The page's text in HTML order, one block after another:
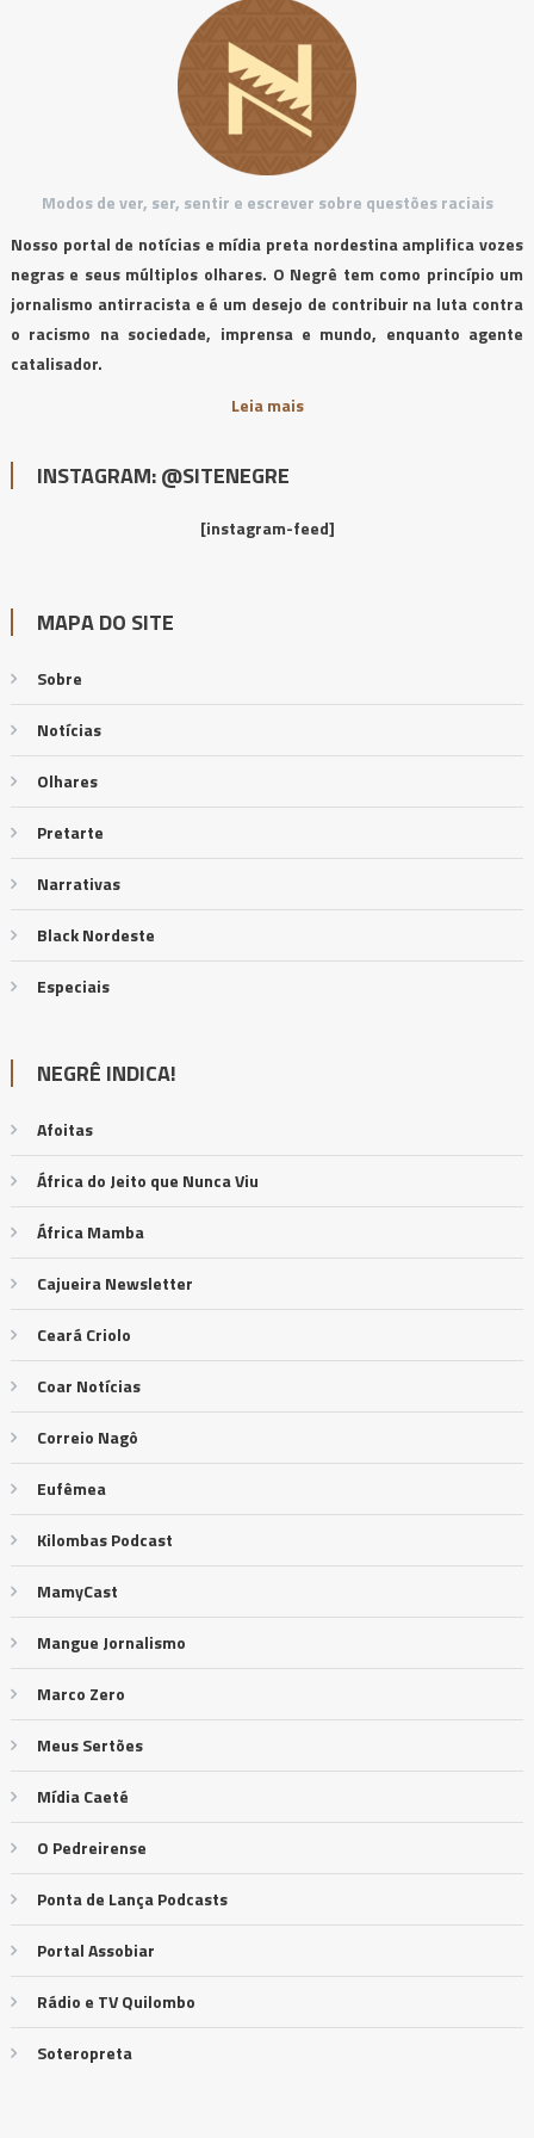
Modos de ver, ser, sentir e escrever sobre questões raciais
Nosso portal de notícias e mídia preta nordestina amplifica vozes
negras e seus múltiplos olhares. O Negrê tem como princípio um
jornalismo antirracista e é um desejo de contribuir na luta contra
o racismo na sociedade, imprensa e mundo, enquanto agente
catalisador.
Leia mais
INSTAGRAM: @SITENEGRE
[instagram-feed]
MAPA DO SITE
Sobre
Notícias
Olhares
Pretarte
Narrativas
Black Nordeste
Especiais
NEGRÊ INDICA!
Afoitas
África do Jeito que Nunca Viu
África Mamba
Cajueira Newsletter
Ceará Criolo
Coar Notícias
Correio Nagô
Eufêmea
Kilombas Podcast
MamyCast
Mangue Jornalismo
Marco Zero
Meus Sertões
Mídia Caeté
O Pedreirense
Ponta de Lança Podcasts
Portal Assobiar
Rádio e TV Quilombo
Soteropreta